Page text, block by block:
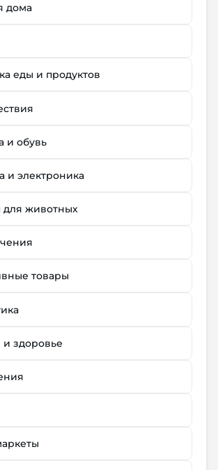
дома
еды и продуктов
и обувь
и электроника
для животных
товары
и здоровье